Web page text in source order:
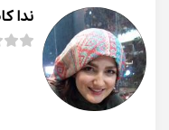
ندا